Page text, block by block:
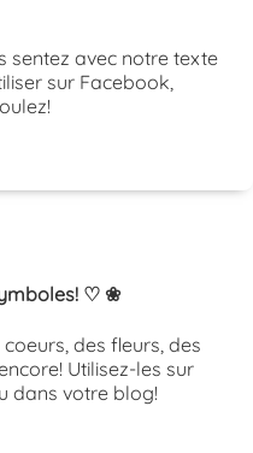
sentez avec notre texte
sur Facebook,
♡ ❀
des fleurs, des
Utilisez-les sur
dans votre blog!